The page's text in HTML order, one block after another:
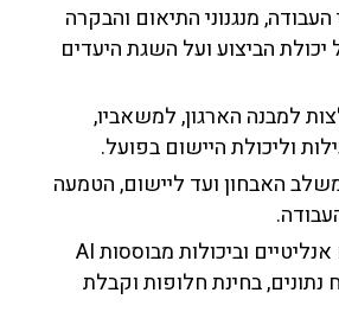
מנגנוני התיאום והבקרה
הביצוע ועל השגת היעדים
הארגון, למשאביו,
היישום בפועל.
האבחון ועד ליישום, הטמעה
שימוש בכלים אנליטיים וביכולות מבוססות AI
בחינת חלופות וקבלת